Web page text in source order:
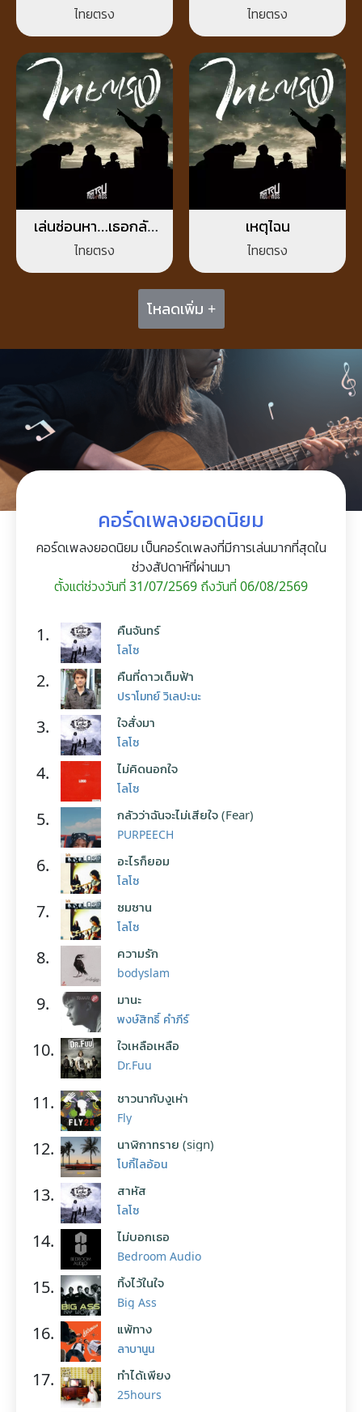
ครา…ก่อนจากลา
ไทยตรง ไทยตรง
เล่นซ่อนหา…เธอกลับ
หาย
ไทยตรง
เหตุไฉน
ไทยตรง
โหลดเพิ่ม +
คอร์ดเพลงยอดนิยม
คอร์ดเพลงยอดนิยม เป็นคอร์ดเพลงที่มีการเล่นมากที่สุดใน
ช่วงสัปดาห์ที่ผ่านมา
ตั้งแต่ช่วงวันที่ 31/07/2569 ถึงวันที่ 06/08/2569
1. คืนจันทร์
โลโซ
2. คืนที่ดาวเต็มฟ้า
ปราโมทย์ วิเลปะนะ
3. ใจสั่งมา
โลโซ
4. ไม่คิดนอกใจ
โลโซ
5. กลัวว่าฉันจะไม่เสียใจ (Fear)
PURPEECH
6. อะไรก็ยอม
โลโซ
7. ซมซาน
โลโซ
8. ความรัก
bodyslam
9. มานะ
พงษ์สิทธิ์ คำภีร์
10. ใจเหลือเหลือ
Dr.Fuu
11. ชาวนากับงูเห่า
Fly
12. นาฬิกาทราย (sign)
โบกี้ไลอ้อน
13. สาหัส
โลโซ
14. ไม่บอกเธอ
Bedroom Audio
15. ทิ้งไว้ในใจ
Big Ass
16. แพ้ทาง
ลาบานูน
17. ทำได้เพียง
25hours